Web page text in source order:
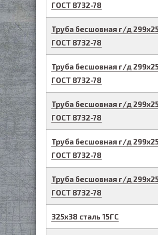
ГОСТ 8732-78
Труба бесшовная г/д 299х
ГОСТ 8732-78
Труба бесшовная г/д 299х
ГОСТ 8732-78
Труба бесшовная г/д 299х
ГОСТ 8732-78
Труба бесшовная г/д 299х
ГОСТ 8732-78
Труба бесшовная г/д 299х
ГОСТ 8732-78
325х38 сталь 15ГС